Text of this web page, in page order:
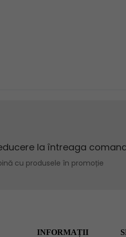
INFORMAȚII